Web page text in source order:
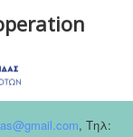
, Tηλ: